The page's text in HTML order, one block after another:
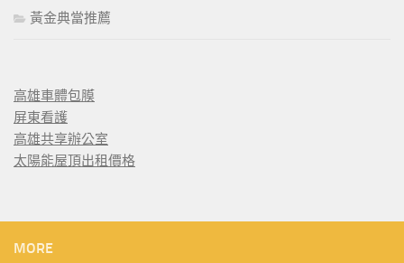
黃金典當推薦
高雄車體包膜
屏東看護
高雄共享辦公室
太陽能屋頂出租價格
MORE